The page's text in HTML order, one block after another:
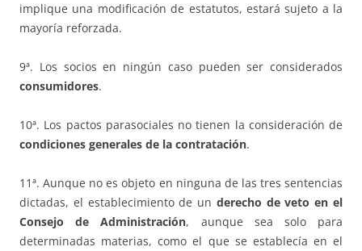
implique una modificación de estatutos, estará sujeto a la
mayoría reforzada.
9ª. Los socios en ningún caso pueden ser considerados
consumidores.
10ª. Los pactos parasociales no tienen la consideración de
condiciones generales de la contratación.
11ª. Aunque no es objeto en ninguna de las tres sentencias
dictadas, el establecimiento de un derecho de veto en el
Consejo de Administración, aunque sea solo para
determinadas materias, como el que se establecía en el